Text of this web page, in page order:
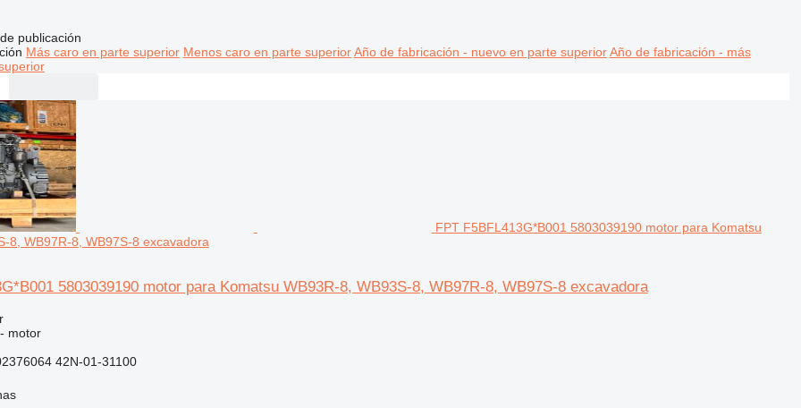
publicación
Más caro en parte superior Menos caro en parte superior Año de fabricación - nuevo en parte superior Año de fabricación - más
FPT F5BFL413G*B001 5803039190 motor para Komatsu
8, WB97R-8, WB97S-8 excavadora
5803039190 motor para Komatsu WB93R-8, WB93S-8, WB97R-8, WB97S-8 excavadora
motor
42N-01-31100